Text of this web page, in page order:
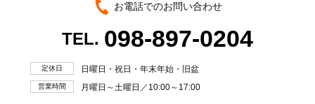
お電話でのお問い合わせ
TEL. 098-897-0204
定休日 日曜日・祝日・年末年始・旧盆
営業時間 月曜日～土曜日／10:00～17:00